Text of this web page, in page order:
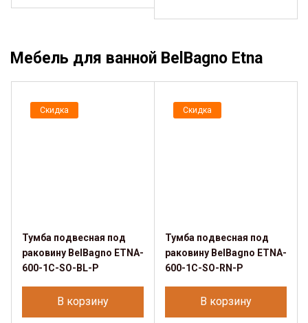
Мебель для ванной BelBagno Etna
Скидка
Тумба подвесная под
раковину BelBagno ETNA-
600-1C-SO-BL-P
В корзину
Скидка
Тумба подвесная под
раковину BelBagno ETNA-
600-1C-SO-RN-P
В корзину